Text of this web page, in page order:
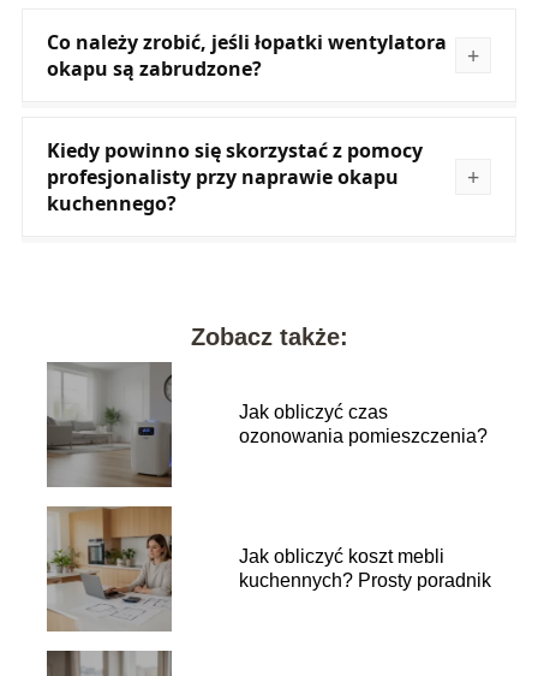
Co należy zrobić, jeśli łopatki wentylatora
okapu są zabrudzone?
Kiedy powinno się skorzystać z pomocy
profesjonalisty przy naprawie okapu
kuchennego?
Zobacz także:
Jak obliczyć czas
ozonowania pomieszczenia?
Jak obliczyć koszt mebli
kuchennych? Prosty poradnik